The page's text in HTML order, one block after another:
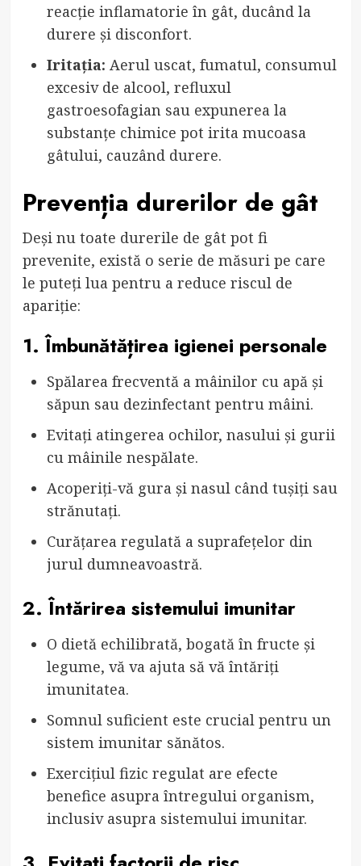
reacție inflamatorie în gât, ducând la
durere și disconfort.
Iritația: Aerul uscat, fumatul, consumul
excesiv de alcool, refluxul
gastroesofagian sau expunerea la
substanțe chimice pot irita mucoasa
gâtului, cauzând durere.
Prevenția durerilor de gât
Deși nu toate durerile de gât pot fi
prevenite, există o serie de măsuri pe care
le puteți lua pentru a reduce riscul de
apariție:
1. Îmbunătățirea igienei personale
Spălarea frecventă a mâinilor cu apă și
săpun sau dezinfectant pentru mâini.
Evitați atingerea ochilor, nasului și gurii
cu mâinile nespălate.
Acoperiți-vă gura și nasul când tușiți sau
strănutați.
Curățarea regulată a suprafețelor din
jurul dumneavoastră.
2. Întărirea sistemului imunitar
O dietă echilibrată, bogată în fructe și
legume, vă va ajuta să vă întăriți
imunitatea.
Somnul suficient este crucial pentru un
sistem imunitar sănătos.
Exercițiul fizic regulat are efecte
benefice asupra întregului organism,
inclusiv asupra sistemului imunitar.